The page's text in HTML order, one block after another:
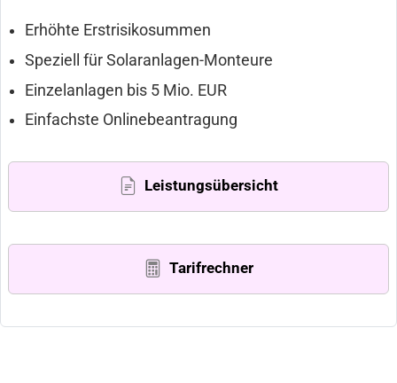
Erhöhte Erstrisikosummen
Speziell für Solaranlagen-Monteure
Einzelanlagen bis 5 Mio. EUR
Einfachste Onlinebeantragung
Leistungsübersicht
Tarifrechner